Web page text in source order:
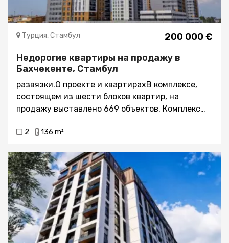
200 000 €
Турция, Стамбул
Недорогие квартиры на продажу в
Бахчекенте, Стамбул
развязки.О проекте и квартирахВ комплексе,
состоящем из шести блоков квартир, на
продажу выставлено 669 объектов. Комплекс
ответственным за строительство некоторых из
Покупатели могут выбрать жилье с одной -
четырьмя спальнями, расположенное на
участке площадью 23,000 м2, более половины
которого отведено под зеленые зоны.Внутри
комплекса царит атмосфера дружелюбного
соседства, объединяющая жителей в
ботанических садах с площадками для
2 136 m²